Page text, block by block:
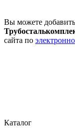
Вы можете
сайта по
Каталог